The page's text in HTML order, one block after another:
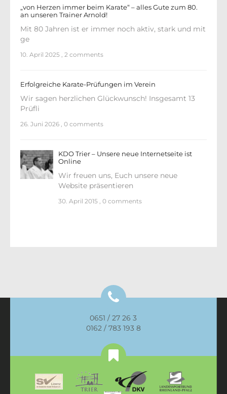
„von Herzen immer beim Karate“ – alles Gute zum 80.
an unseren Trainer Arnold!
Mit 80 Jahren ist er immer noch aktiv, stark und mit
ge
10. April 2025 , 2 comments
Erfolgreiche Karate-Prüfungen im Verein
Wir sagen herzlichen Glückwunsch! Insgesamt 13
Prüfli
26. Juni 2026 , 0 comments
KDO Trier – Unsere neue Internetseite ist
Online
Wir freuen uns, Euch unsere neue
Website präsentieren
30. April 2015 , 0 comments
0651 / 27 26 3
0162 / 783 193 8